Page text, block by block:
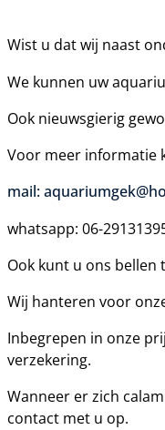
Wist u dat wij naast
We kunnen uw
Ook nieuwsgierig
Voor meer informatie
mail:
whatsapp: 06-
Ook kunt u ons
Wij hanteren voor
Inbegrepen in onze
verzekering.
Wanneer er zich
contact met u op.